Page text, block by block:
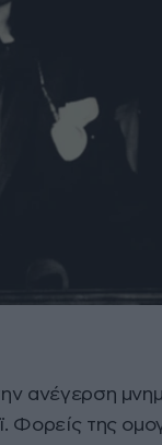
ανέγερση
της